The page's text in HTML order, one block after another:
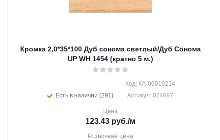
Кромка 2,0*35*100 Дуб сонома светлый/Дуб Сонома
UP WH 1454 (кратно 5 м.)
Есть в наличии (291)
Код: КА-00019214
Артикул: 024697
Цена
123.43 руб./м
Розничная цена